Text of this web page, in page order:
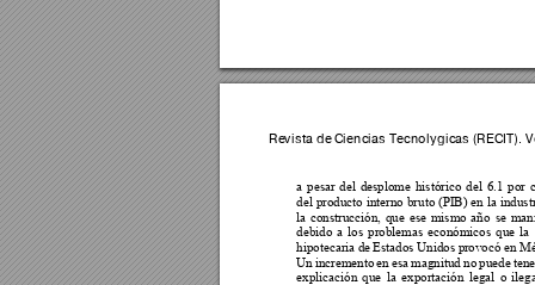
Revista de Ciencias Tecnológicas (RECIT).
a pesar del desplome histórico del 6.1 por
del producto interno bruto (PIB) en la
la construcción, que ese mismo año se
debido a los problemas económicos que la
hipotecaria de Estados Unidos provocó en
Un incremento en esa magnitud no puede
explicación que la exportación legal o